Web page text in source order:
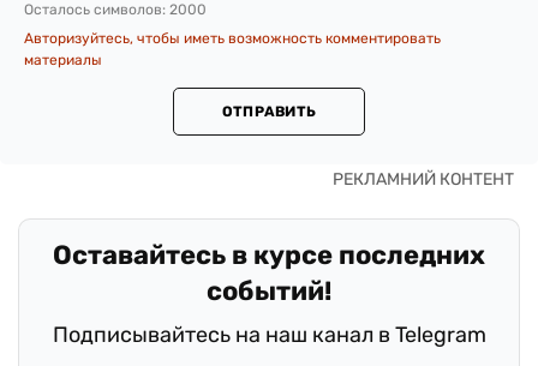
Осталось символов: 2000
Авторизуйтесь, чтобы иметь возможность комментировать
материалы
ОТПРАВИТЬ
Оставайтесь в курсе последних
событий!
Подписывайтесь на наш канал в Telegram